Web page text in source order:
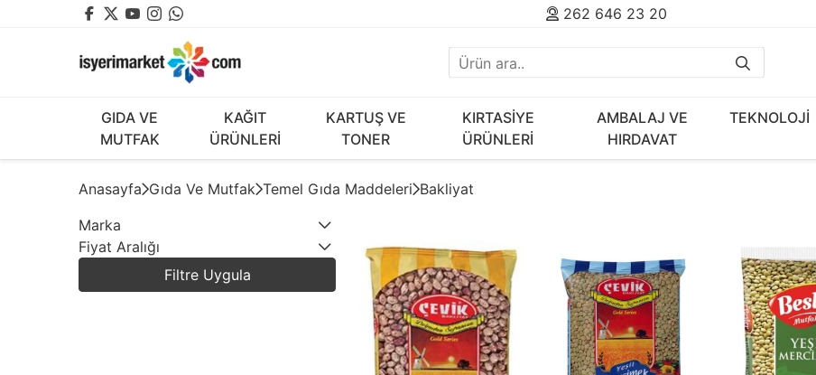
262 646 23 20
GIDA VE
MUTFAK
KAĞIT
ÜRÜNLERİ
KARTUŞ VE
TONER
KIRTASİYE
ÜRÜNLERİ
AMBALAJ VE
HIRDAVAT
TEKNOLOJİ
Anasayfa Gıda Ve Mutfak Temel Gıda Maddeleri Bakliyat
Marka
BESLER
Fiyat Aralığı
Filtre Uygula